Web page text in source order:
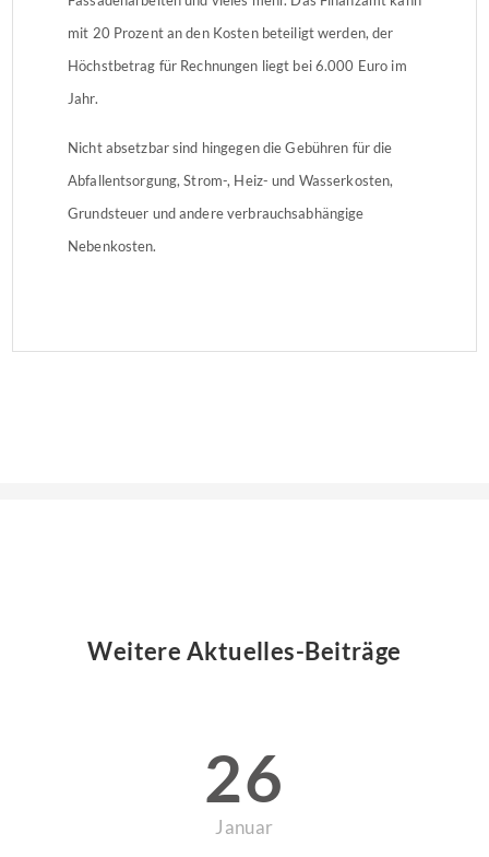
mit 20 Prozent an den Kosten beteiligt werden, der
Höchstbetrag für Rechnungen liegt bei 6.000 Euro im
Jahr.
Nicht absetzbar sind hingegen die Gebühren für die
Abfallentsorgung, Strom-, Heiz- und Wasserkosten,
Grundsteuer und andere verbrauchsabhängige
Nebenkosten.
Weitere Aktuelles-Beiträge
26
Januar